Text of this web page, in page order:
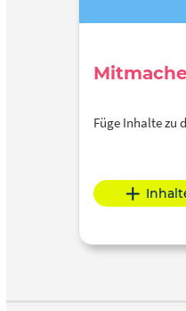
Füge Inhalte zu